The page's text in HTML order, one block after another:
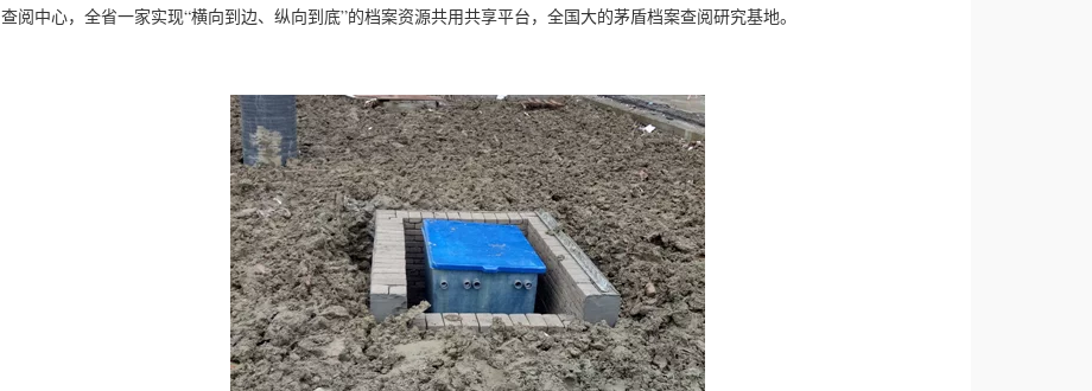
查阅中心，全省一家实现“横向到边、纵向到底”的档案资源共用共享平台，全国大的茅盾档案查阅研究基地。